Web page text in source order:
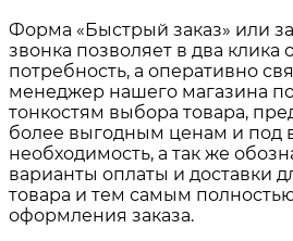
Форма «Быстрый заказ» или
звонка позволяет в два клика
потребность, а оперативно
менеджер нашего магазина
тонкостям выбора товара,
более выгодным ценам и под
необходимость, а так же
варианты оплаты и доставки
товара и тем самым
оформления заказа.